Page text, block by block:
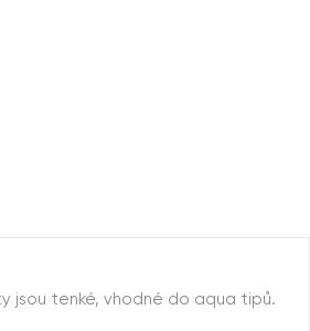
jsou tenké, vhodné do aqua tipů.